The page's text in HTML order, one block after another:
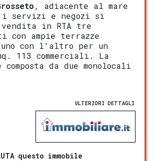
seto, adiacente al mare
servizi e negozi si
vendita in RTA tre
con ampie terrazze
con l'altro per un
113 commerciali. La
da due monolocali
ULTERIORI DETTAGLI
questo immobile